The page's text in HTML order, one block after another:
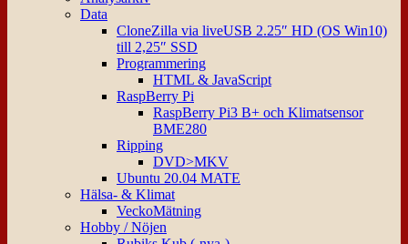
Data
CloneZilla via liveUSB 2.25″ HD (OS Win10)
till 2,25″ SSD
Programmering
HTML & JavaScript
RaspBerry Pi
RaspBerry Pi3 B+ och Klimatsensor
BME280
Ripping
DVD>MKV
Ubuntu 20.04 MATE
Hälsa- & Klimat
VeckoMätning
Hobby / Nöjen